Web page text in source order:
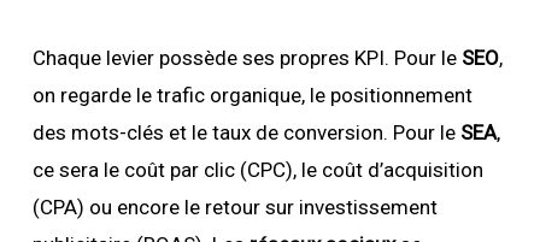
Chaque levier possède ses propres KPI. Pour le SEO,
on regarde le trafic organique, le positionnement
des mots-clés et le taux de conversion. Pour le SEA,
ce sera le coût par clic (CPC), le coût d’acquisition
(CPA) ou encore le retour sur investissement